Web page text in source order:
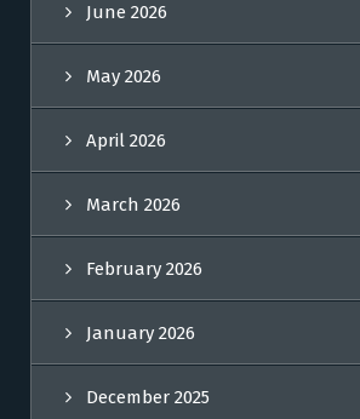
June 2026
May 2026
April 2026
March 2026
February 2026
January 2026
December 2025